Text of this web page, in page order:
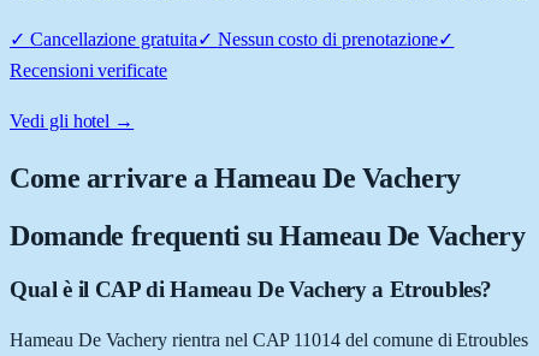
✓ Cancellazione gratuita✓ Nessun costo di prenotazione✓
Recensioni verificate
Vedi gli hotel →
Come arrivare aHameau De Vachery
Domande frequenti su Hameau De Vachery
Qual è il CAP di Hameau De Vachery a Etroubles?
Hameau De Vachery rientra nel CAP 11014 del comune di Etroubles